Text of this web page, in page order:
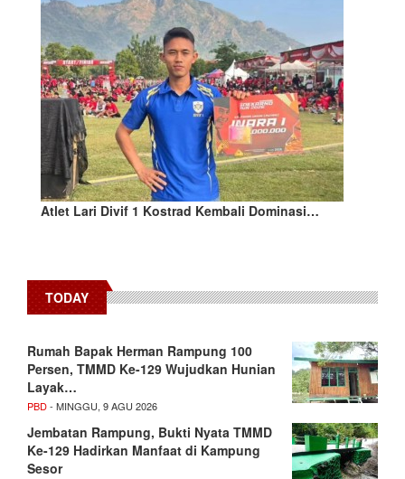
Atlet Lari Divif 1 Kostrad Kembali Dominasi…
TODAY
Rumah Bapak Herman Rampung 100
Persen, TMMD Ke-129 Wujudkan Hunian
Layak…
PBD- MINGGU, 9 AGU 2026
Jembatan Rampung, Bukti Nyata TMMD
Ke-129 Hadirkan Manfaat di Kampung
Sesor